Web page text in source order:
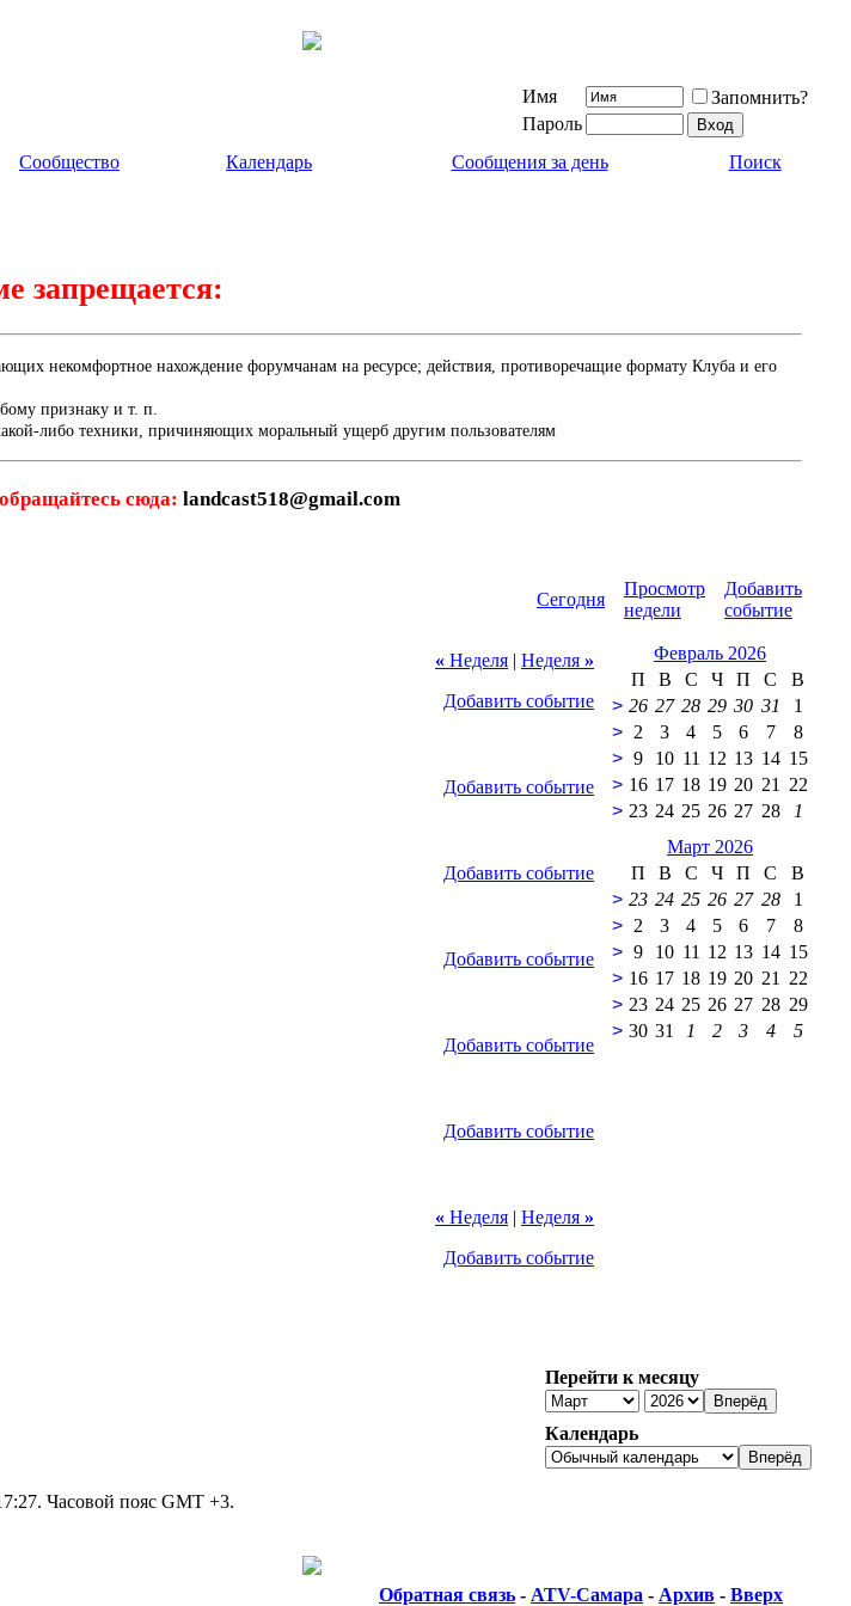
Имя
Запомнить?
Пароль
Сообщество Календарь Сообщения за день Поиск
запрещается:
некомфортное нахождение форумчанам на ресурсе; действия, противоречащие формату Клуба и его
признаку и т. п.
либо техники, причиняющих моральный ущерб другим пользователям
сюда: landcast518@gmail.com
Сегодня
Просмотр
недели
Добавить
событие
« Неделя | Неделя »
Добавить событие
Добавить событие
Добавить событие
Добавить событие
Добавить событие
Добавить событие
« Неделя | Неделя »
Добавить событие
Февраль 2026
П
В С Ч П С
В
> 26 27 28 29 30 31
1
>
2 3 4 5 6 7
8
> 9 10 11 12 13 14 15
> 16 17 18 19 20 21
22
> 23 24 25 26 27 28
1
Март 2026
П
В С Ч П С
В
> 23 24 25 26 27 28
1
>
2 3 4 5 6 7
8
> 9 10 11 12 13 14 15
> 16 17 18 19 20 21
22
> 23 24 25 26 27 28 29
> 30 31 1 2 3 4 5
Перейти к месяцу
Календарь
. Часовой пояс GMT +3.
Обратная связь - ATV-Самара - Архив - Вверх